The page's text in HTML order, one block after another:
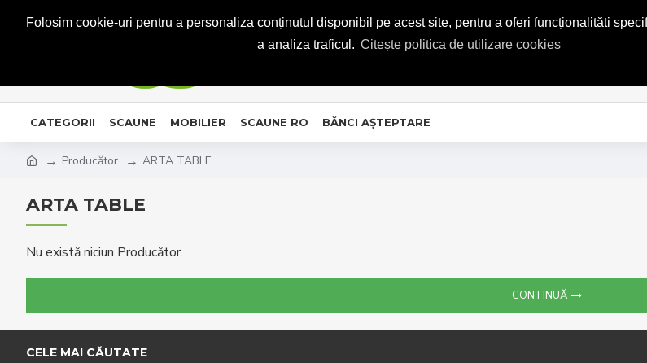
Folosim cookie-uri pentru a personaliza conținutul disponibil pe acest site, pentru a oferi funcționalităti
a analiza traficul. Citește politica de utilizare cookies
COMENZI TELEFONICE: 0720.865.728
CATEGORII SCAUNE MOBILIER SCAUNE RO BĂNCI AȘTEPTARE
Producător ARTA TABLE
ARTA TABLE
Nu există niciun Producător.
CONTINUĂ
CELE MAI CĂUTATE